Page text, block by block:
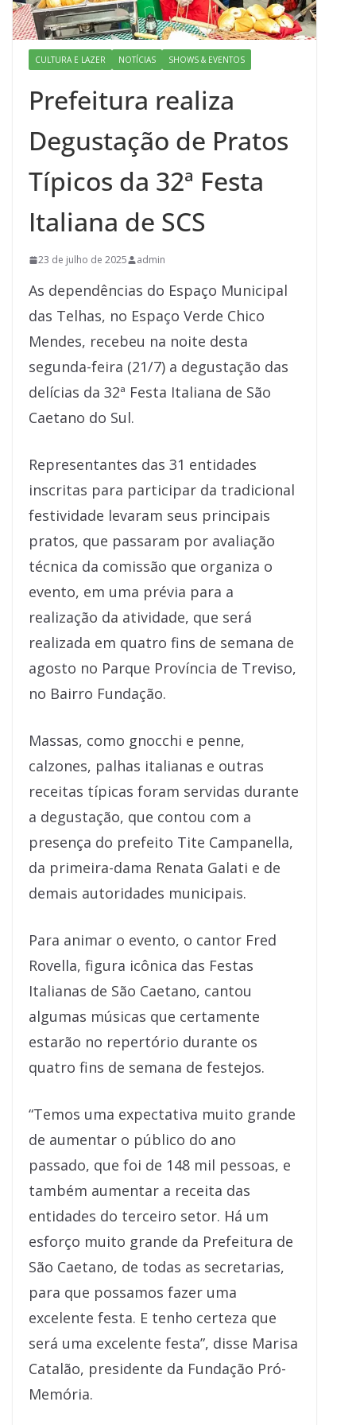
CULTURA E LAZER NOTÍCIAS SHOWS & EVENTOS
Prefeitura realiza
Degustação de Pratos
Típicos da 32ª Festa
Italiana de SCS
23 de julho de 2025 admin
As dependências do Espaço Municipal
das Telhas, no Espaço Verde Chico
Mendes, recebeu na noite desta
segunda-feira (21/7) a degustação das
delícias da 32ª Festa Italiana de São
Caetano do Sul.
Representantes das 31 entidades
inscritas para participar da tradicional
festividade levaram seus principais
pratos, que passaram por avaliação
técnica da comissão que organiza o
evento, em uma prévia para a
realização da atividade, que será
realizada em quatro fins de semana de
agosto no Parque Província de Treviso,
no Bairro Fundação.
Massas, como gnocchi e penne,
calzones, palhas italianas e outras
receitas típicas foram servidas durante
a degustação, que contou com a
presença do prefeito Tite Campanella,
da primeira-dama Renata Galati e de
demais autoridades municipais.
Para animar o evento, o cantor Fred
Rovella, figura icônica das Festas
Italianas de São Caetano, cantou
algumas músicas que certamente
estarão no repertório durante os
quatro fins de semana de festejos.
“Temos uma expectativa muito grande
de aumentar o público do ano
passado, que foi de 148 mil pessoas, e
também aumentar a receita das
entidades do terceiro setor. Há um
esforço muito grande da Prefeitura de
São Caetano, de todas as secretarias,
para que possamos fazer uma
excelente festa. E tenho certeza que
será uma excelente festa”, disse Marisa
Catalão, presidente da Fundação Pró-
Memória.